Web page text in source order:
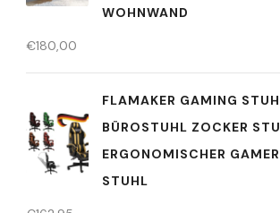
WOHNWAND
€180,00
FLAMAKER GAMING
BÜROSTUHL ZOCKER
ERGONOMISCHER
STUHL